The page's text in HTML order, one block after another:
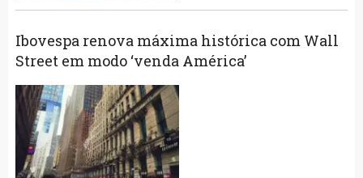
Ibovespa renova máxima histórica com Wall
Street em modo ‘venda América’